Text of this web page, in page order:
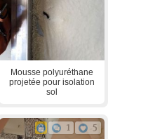
Mousse polyuréthane
projetée pour isolation
sol
1 5